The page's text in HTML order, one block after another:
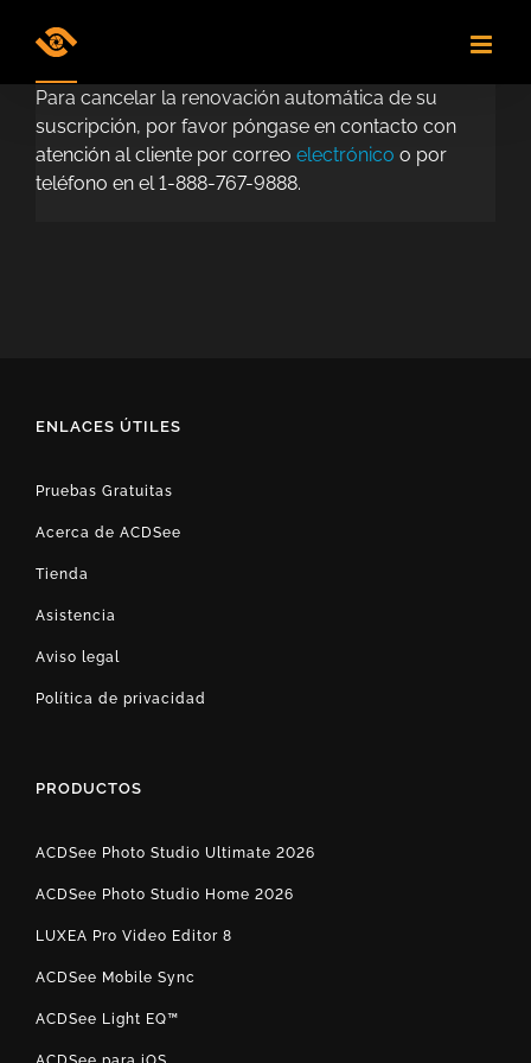
Para cancelar la renovación automática de su
suscripción, por favor póngase en contacto con
atención al cliente por correo electrónico o por
teléfono en el 1-888-767-9888.
ENLACES ÚTILES
Pruebas Gratuitas
Acerca de ACDSee
Tienda
Asistencia
Aviso legal
Política de privacidad
PRODUCTOS
ACDSee Photo Studio Ultimate 2026
ACDSee Photo Studio Home 2026
LUXEA Pro Video Editor 8
ACDSee Mobile Sync
ACDSee Light EQ™